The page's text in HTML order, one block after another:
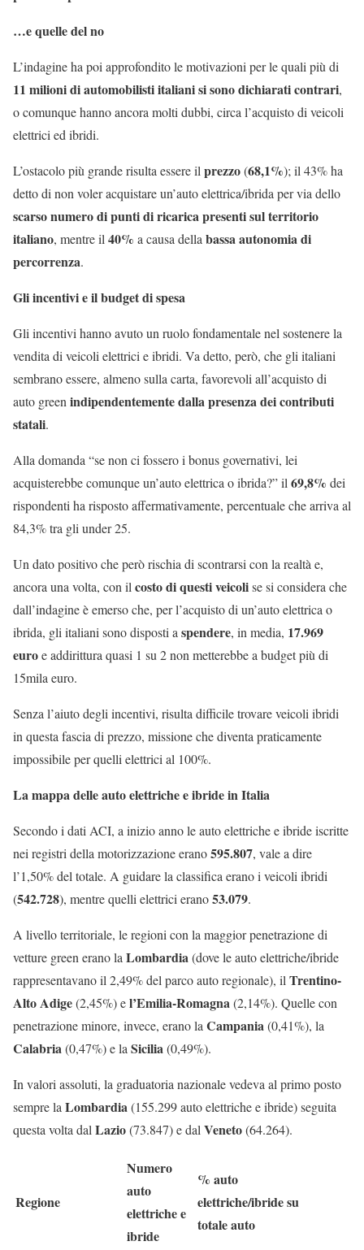
…e quelle del no
L’indagine ha poi approfondito le motivazioni per le quali più di
11 milioni di automobilisti italiani si sono dichiarati contrari,
o comunque hanno ancora molti dubbi, circa l’acquisto di veicoli
elettrici ed ibridi.
L’ostacolo più grande risulta essere il prezzo(68,1%); il 43% ha
detto di non voler acquistare un’auto elettrica/ibrida per via dello
scarso numero di punti di ricarica presenti sul territorio
italiano, mentre il 40% a causa della bassa autonomia di
percorrenza.
Gli incentivi e il budget di spesa
Gli incentivi hanno avuto un ruolo fondamentale nel sostenere la
vendita di veicoli elettrici e ibridi. Va detto, però, che gli italiani
sembrano essere, almeno sulla carta, favorevoli all’acquisto di
auto green indipendentemente dalla presenza dei contributi
statali.
Alla domanda “se non ci fossero i bonus governativi, lei
acquisterebbe comunque un’auto elettrica o ibrida?” il 69,8% dei
rispondenti ha risposto affermativamente, percentuale che arriva al
84,3% tra gli under 25.
Un dato positivo che però rischia di scontrarsi con la realtà e,
ancora una volta, con il costo di questi veicolise si considera che
dall’indagine è emerso che, per l’acquisto di un’auto elettrica o
ibrida, gli italiani sono disposti a spendere, in media, 17.969
euroe addirittura quasi 1 su 2 non metterebbe a budget più di
15mila euro.
Senza l’aiuto degli incentivi, risulta difficile trovare veicoli ibridi
in questa fascia di prezzo, missione che diventa praticamente
impossibile per quelli elettrici al 100%.
La mappa delle auto elettriche e ibride in Italia
Secondo i dati ACI, a inizio anno le auto elettriche e ibride iscritte
nei registri della motorizzazione erano595.807, vale a dire
l’1,50% del totale. A guidare la classifica erano i veicoli ibridi
(542.728), mentre quelli elettrici erano53.079.
A livello territoriale, le regioni con la maggior penetrazione di
vetture green erano la Lombardia(dove le auto elettriche/ibride
rappresentavano il 2,49% del parco auto regionale), il Trentino-
Alto Adige(2,45%) el’Emilia-Romagna(2,14%). Quelle con
penetrazione minore, invece, erano la Campania(0,41%), la
Calabria(0,47%) e la Sicilia(0,49%).
In valori assoluti, la graduatoria nazionale vedeva al primo posto
sempre la Lombardia(155.299 auto elettriche e ibride) seguita
questa volta dal Lazio(73.847) e dal Veneto(64.264).
Regione
Numero
auto
elettriche e
ibride
% auto
elettriche/ibride su
totale auto